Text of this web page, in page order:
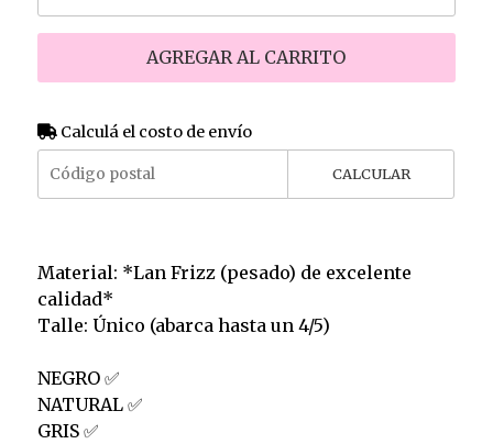
AGREGAR AL CARRITO
Calculá el costo de envío
CALCULAR
Material: *Lan Frizz (pesado) de excelente
calidad*
Talle: Único (abarca hasta un 4/5)
NEGRO ✅️
NATURAL ✅️
GRIS ✅️